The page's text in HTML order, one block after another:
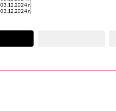
03.12.2024 r.
03.12.2024 r.